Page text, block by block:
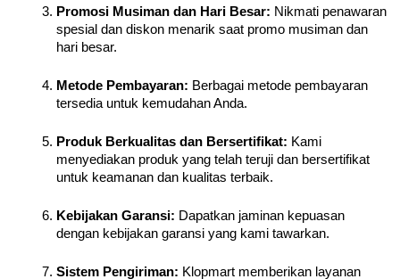
Promosi Musiman dan Hari Besar: Nikmati penawaran
spesial dan diskon menarik saat promo musiman dan
hari besar.
Metode Pembayaran: Berbagai metode pembayaran
tersedia untuk kemudahan Anda.
Produk Berkualitas dan Bersertifikat: Kami
menyediakan produk yang telah teruji dan bersertifikat
untuk keamanan dan kualitas terbaik.
Kebijakan Garansi: Dapatkan jaminan kepuasan
dengan kebijakan garansi yang kami tawarkan.
Sistem Pengiriman: Klopmart memberikan layanan